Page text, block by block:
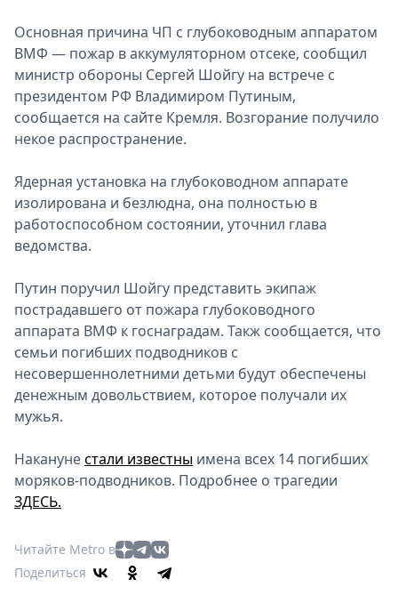
Скачай
Metro
Основная причина ЧП с глубоководным аппаратом
ВМФ — пожар в аккумуляторном отсеке, сообщил
министр обороны Сергей Шойгу на встрече с
президентом РФ Владимиром Путиным,
сообщается на сайте Кремля. Возгорание получило
некое распространение.
Ядерная установка на глубоководном аппарате
изолирована и безлюдна, она полностью в
работоспособном состоянии, уточнил глава
ведомства.
Путин поручил Шойгу представить экипаж
пострадавшего от пожара глубоководного
аппарата ВМФ к госнаградам. Такж сообщается, что
семьи погибших подводников с
несовершеннолетними детьми будут обеспечены
денежным довольствием, которое получали их
мужья.
Наканунестали известны имена всех 14 погибших
моряков-подводников. Подробнее о трагедии
ЗДЕСЬ.
Читайте Metro в
Поделиться